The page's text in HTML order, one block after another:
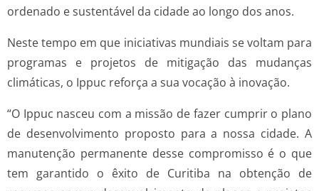
ordenado e sustentável da cidade ao longo dos anos.
Neste tempo em que iniciativas mundiais se voltam para
programas e projetos de mitigação das mudanças
climáticas, o Ippuc reforça a sua vocação à inovação.
“O Ippuc nasceu com a missão de fazer cumprir o plano
de desenvolvimento proposto para a nossa cidade. A
manutenção permanente desse compromisso é o que
tem garantido o êxito de Curitiba na obtenção de